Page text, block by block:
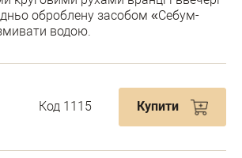
оброблену засобом «Себум-
водою.
Код 1115 Купити